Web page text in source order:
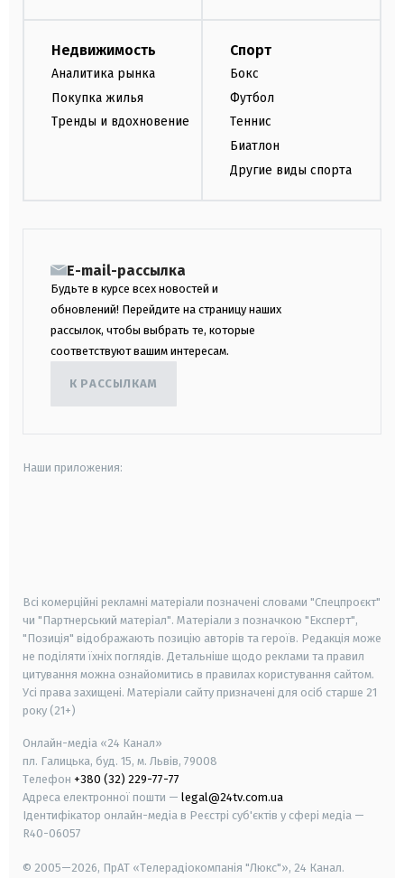
Недвижимость
Аналитика рынка
Покупка жилья
Тренды и вдохновение
Спорт
Бокс
Футбол
Теннис
Биатлон
Другие виды спорта
E-mail-рассылка
Будьте в курсе всех новостей и
обновлений! Перейдите на страницу наших
рассылок, чтобы выбрать те, которые
соответствуют вашим интересам.
К РАССЫЛКАМ
Наши приложения:
Всі комерційні рекламні матеріали позначені словами "Спецпроєкт"
чи "Партнерський матеріал". Матеріали з позначкою "Експерт",
"Позиція" відображають позицію авторів та героїв. Редакція може
не поділяти їхніх поглядів. Детальніше щодо реклами та правил
цитування можна ознайомитись в правилах користування сайтом.
Усі права захищені. Матеріали сайту призначені для осіб старше 21
року (21+)
Онлайн-медіа «24 Канал»
пл. Галицька, буд. 15, м. Львів, 79008
Телефон +380 (32) 229-77-77
Адреса електронної пошти — legal@24tv.com.ua
Ідентифікатор онлайн-медіа в Реєстрі суб'єктів у сфері медіа —
R40-06057
© 2005—2026, ПрАТ «Телерадіокомпанія "Люкс"», 24 Канал.